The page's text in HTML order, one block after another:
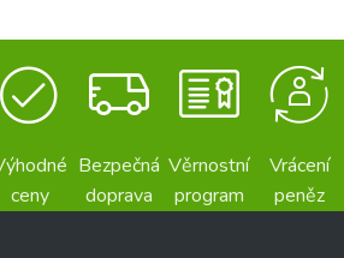
ceny
Bezpečná
doprava
Věrnostní
program
Vrácení
peněz